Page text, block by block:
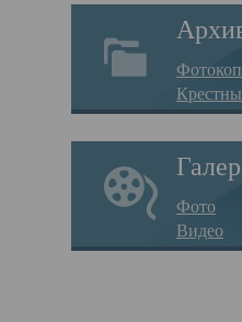
Фото
Видео